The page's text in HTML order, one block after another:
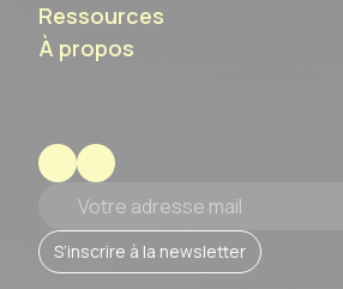
Ressources
À propos
Votre adresse mail
S’inscrire à la newsletter